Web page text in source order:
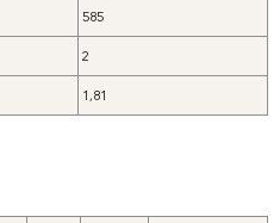
585
2
1,81